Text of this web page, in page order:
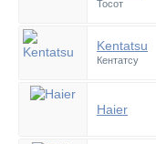
Тосот
Kentatsu
Кентатсу
Haier